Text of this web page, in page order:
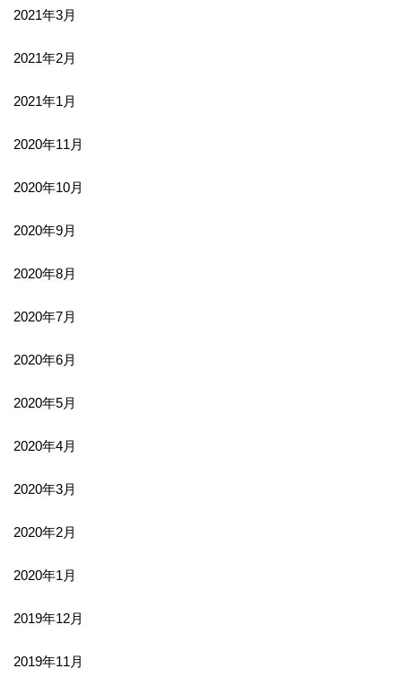
2021年3月
2021年2月
2021年1月
2020年11月
2020年10月
2020年9月
2020年8月
2020年7月
2020年6月
2020年5月
2020年4月
2020年3月
2020年2月
2020年1月
2019年12月
2019年11月